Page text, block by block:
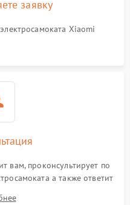
заявку
Xiaomi
вам, проконсультирует по
а также ответит